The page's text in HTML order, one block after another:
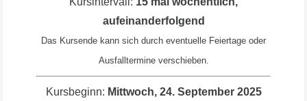
aufeinanderfolgend
Das Kursende kann sich durch eventuelle Feiertage oder
Ausfalltermine verschieben.
Kursbeginn: Mittwoch, 24. September 2025